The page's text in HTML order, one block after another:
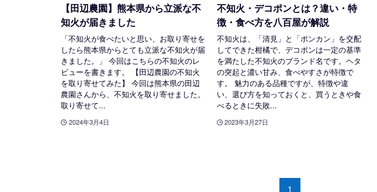
【田辺農園】熊本県から立派な不
知火が届きました
「不知火が食べたいと思い、お取り寄せを
したら熊本県からとても立派な不知火が届
きました。」 今回はこちらの不知火のレ
ビューを書きます。 【田辺農園の不知火
を取り寄せてみた】 今回は熊本県の田辺
農園さんから、不知火を取り寄せました。
取り寄せて...
2024年3月4日
不知火・デコポンとは？違い・特
徴・食べ方を八百屋が解説
不知火は、「清見」と「ポンカン」を交配
してできた柑橘で、デコポンは一定の基準
を満たした不知火のブランド名です。ヘタ
の突起と濃い甘み、食べやすさが特徴で
す。 魅力のある品種ですが、特徴や違
い、選び方を知っておくと、買うときや食
べるときに失敗...
2023年3月27日
1